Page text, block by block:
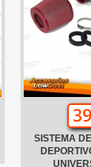
SISTEMA